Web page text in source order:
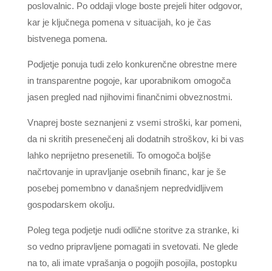
poslovalnic. Po oddaji vloge boste prejeli hiter odgovor,
kar je ključnega pomena v situacijah, ko je čas
bistvenega pomena.
Podjetje ponuja tudi zelo konkurenčne obrestne mere
in transparentne pogoje, kar uporabnikom omogoča
jasen pregled nad njihovimi finančnimi obveznostmi.
Vnaprej boste seznanjeni z vsemi stroški, kar pomeni,
da ni skritih presenečenj ali dodatnih stroškov, ki bi vas
lahko neprijetno presenetili. To omogoča boljše
načrtovanje in upravljanje osebnih financ, kar je še
posebej pomembno v današnjem nepredvidljivem
gospodarskem okolju.
Poleg tega podjetje nudi odlične storitve za stranke, ki
so vedno pripravljene pomagati in svetovati. Ne glede
na to, ali imate vprašanja o pogojih posojila, postopku